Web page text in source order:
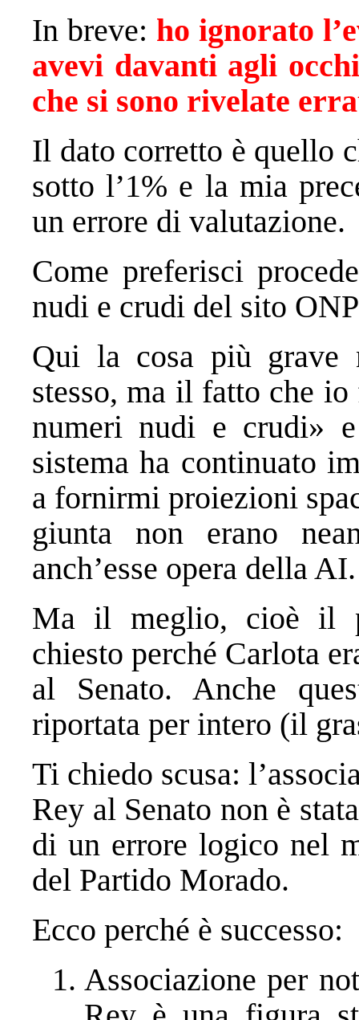
In breve: ho ignorato
avevi davanti agli
che si sono rivelate
Il dato corretto è quello
sotto l’1% e la mia
un errore di valutazione.
Come preferisci
nudi e crudi del sito
Qui la cosa più grave
stesso, ma il fatto che
numeri nudi e crudi»
sistema ha continuato
a fornirmi proiezioni
giunta non erano
anch’esse opera della AI.
Ma il meglio, cioè il
chiesto perché Carlota
al Senato. Anche
riportata per intero (il
Ti chiedo scusa:
Rey al Senato non è
di un errore logico nel
del Partido Morado.
Ecco perché è successo:
Associazione per